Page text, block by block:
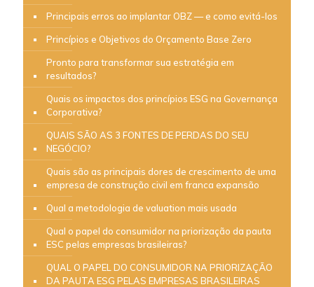
Principais erros ao implantar OBZ — e como evitá-los
Princípios e Objetivos do Orçamento Base Zero
Pronto para transformar sua estratégia em
resultados?
Quais os impactos dos princípios ESG na Governança
Corporativa?
QUAIS SÃO AS 3 FONTES DE PERDAS DO SEU
NEGÓCIO?
Quais são as principais dores de crescimento de uma
empresa de construção civil em franca expansão
Qual a metodologia de valuation mais usada
Qual o papel do consumidor na priorização da pauta
ESC pelas empresas brasileiras?
QUAL O PAPEL DO CONSUMIDOR NA PRIORIZAÇÃO
DA PAUTA ESG PELAS EMPRESAS BRASILEIRAS